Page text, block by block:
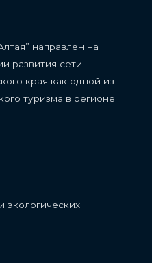
направлен на
развития сети
края как одной из
туризма в регионе.
экологических